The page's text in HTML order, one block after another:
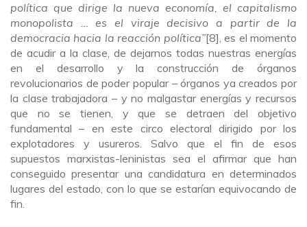
política que dirige la nueva economía, el capitalismo
monopolista … es el viraje decisivo a partir de la
democracia hacia la reacción política”[8], es el momento
de acudir a la clase, de dejarnos todas nuestras energías
en el desarrollo y la construcción de órganos
revolucionarios de poder popular – órganos ya creados por
la clase trabajadora – y no malgastar energías y recursos
que no se tienen, y que se detraen del objetivo
fundamental – en este circo electoral dirigido por los
explotadores y usureros. Salvo que el fin de esos
supuestos marxistas-leninistas sea el afirmar que han
conseguido presentar una candidatura en determinados
lugares del estado, con lo que se estarían equivocando de
fin.